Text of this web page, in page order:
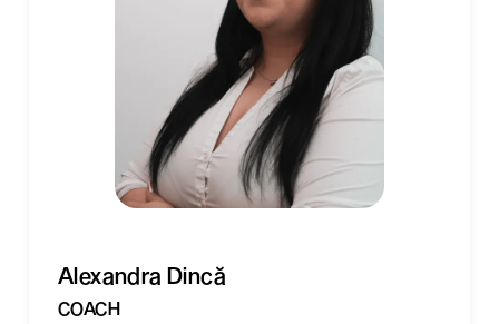
Alexandra Dincă
COACH